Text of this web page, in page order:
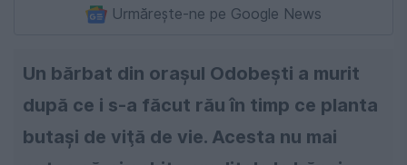
Urmărește-ne pe Google News
Un bărbat din oraşul Odobeşti a murit
după ce i s-a făcut rău în timp ce planta
butaşi de viţă de vie. Acesta nu mai